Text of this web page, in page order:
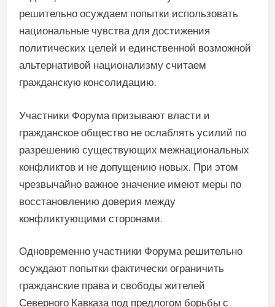
решительно осуждаем попытки использовать
национальные чувства для достижения
политических целей и единственной возможной
альтернативой национализму считаем
гражданскую консолидацию.
Участники Форума призывают власти и
гражданское общество не ослаблять усилий по
разрешению существующих межнациональных
конфликтов и не допущению новых. При этом
чрезвычайно важное значение имеют меры по
восстановлению доверия между
конфликтующими сторонами.
Одновременно участники Форума решительно
осуждают попытки фактически ограничить
гражданские права и свободы жителей
Северного Кавказа под предлогом борьбы с